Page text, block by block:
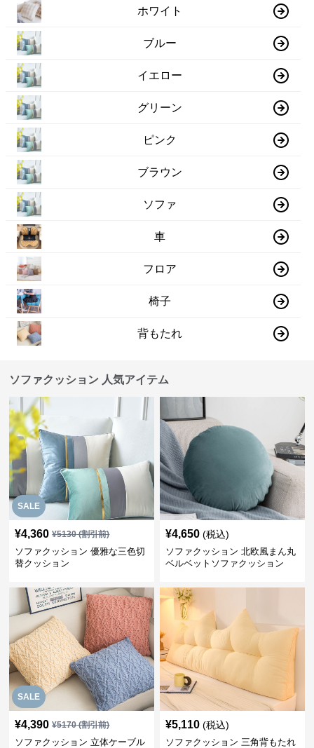
ホワイト
ブルー
イエロー
グリーン
ピンク
ブラウン
ソファ
車
フロア
椅子
背もたれ
ソファクッション 人気アイテム
SALE
¥4,360 ¥5130(割引前)
ソファクッション 優雅な三色切
替クッション
¥4,650 (税込)
ソファクッション 北欧風まん丸
ベルベットソファクッション
SALE
¥4,390 ¥5170(割引前)
ソファクッション 立体ケーブル
¥5,110 (税込)
ソファクッション 三角背もたれ